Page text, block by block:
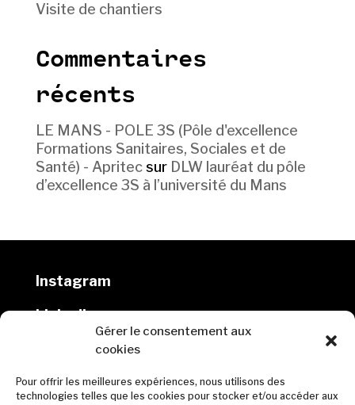
Gérer le consentement aux
cookies
Pour offrir les meilleures expériences, nous utilisons des
technologies telles que les cookies pour stocker et/ou accéder aux
Visite de chantiers
Commentaires
récents
LE MANS - POLE 3S (Pôle d'excellence
Formations Sanitaires, Sociales et de
Santé) - Apritecsur DLW lauréat du pôle
d’excellence 3S à l’université du Mans
Instagram
Linkedin
10 rue Marmontel, 44000 Nantes